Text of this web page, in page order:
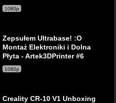
1080p
Zepsułem Ultrabase! :O
Montaż Elektroniki i Dolna
Płyta - Artek3DPrinter #6
1080p
Creality CR-10 V1 Unboxing